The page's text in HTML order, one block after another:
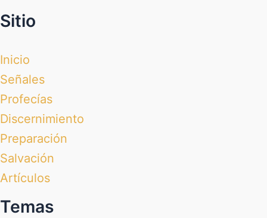
Sitio
Inicio
Señales
Profecías
Discernimiento
Preparación
Salvación
Artículos
Temas